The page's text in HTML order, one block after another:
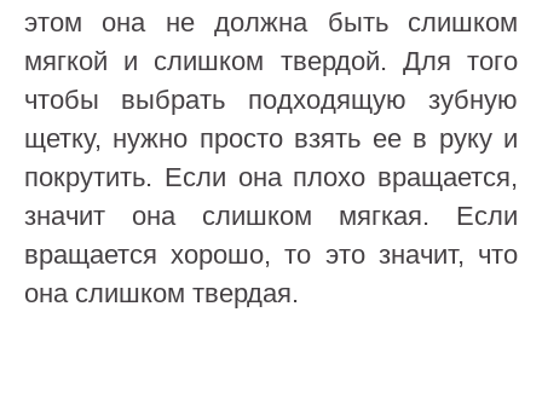
этом она не должна быть слишком
мягкой и слишком твердой. Для того
чтобы выбрать подходящую зубную
щетку, нужно просто взять ее в руку и
покрутить. Если она плохо вращается,
значит она слишком мягкая. Если
вращается хорошо, то это значит, что
она слишком твердая.